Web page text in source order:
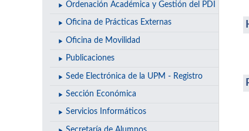
Ordenación Académica y Gestión del PDI
Oficina de Prácticas Externas
Oficina de Movilidad
Publicaciones
Sede Electrónica de la UPM - Registro
Sección Económica
Servicios Informáticos